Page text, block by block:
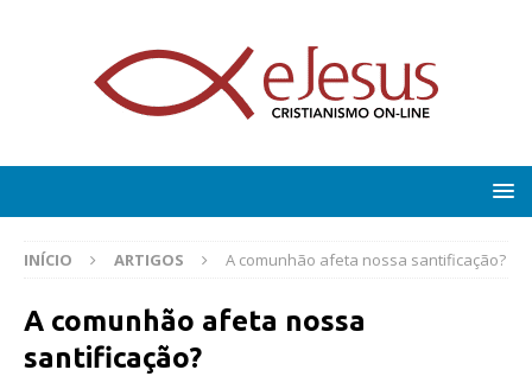
INÍCIO ARTIGOS A comunhão afeta nossa santificação?
A comunhão afeta nossa
santificação?